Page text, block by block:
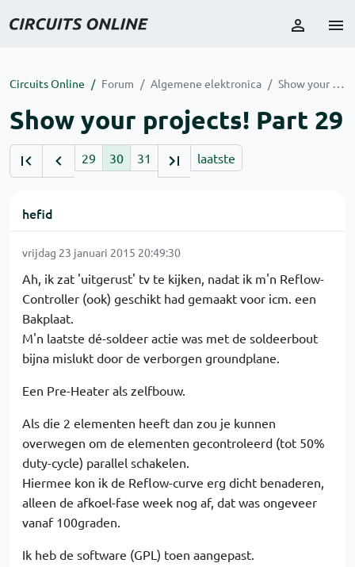
Circuits Online Forum Algemene elektronica Show your projects! Part 29
Show your projects! Part 29
29 30 31 laatste
hefid
vrijdag 23 januari 2015 20:49:30
Ah, ik zat 'uitgerust' tv te kijken, nadat ik m'n Reflow-
Controller (ook) geschikt had gemaakt voor icm. een
Bakplaat.
M'n laatste dé-soldeer actie was met de soldeerbout
bijna mislukt door de verborgen groundplane.
Een Pre-Heater als zelfbouw.
Als die 2 elementen heeft dan zou je kunnen
overwegen om de elementen gecontroleerd (tot 50%
duty-cycle) parallel schakelen.
Hiermee kon ik de Reflow-curve erg dicht benaderen,
alleen de afkoel-fase week nog af, dat was ongeveer
vanaf 100graden.
Ik heb de software (GPL) toen aangepast.